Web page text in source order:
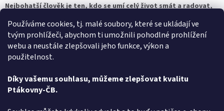
Používáme cookies, tj. malé soubory, které se ukládají ve
tvým prohlížeči, abychom ti umožnili pohodlné prohlížení
webu a neustále zlepšovali jeho funkce, výkon a
použitelnost.
Díky vašemu souhlasu, můžeme zlepšovat kvalitu
Ptákovny-ČB.
Nejbohatší člověk je ten, kdo se umí celý život smát a radovat,
námi. Ptakoviny-cb.cz- největší výběrkostýmů papouškanajdete u
nás - a vše skladem! Pro více inspirace se nezapomeňte mrknout i
nadalší kategorie kostýmů,maseka jiných ptákovin
jsou třeba:masopustní kostýmy, kostým čerta ,kostým
klauna,kostýmy na Halloween